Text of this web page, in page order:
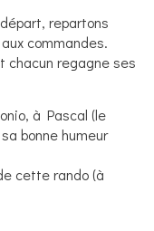
repartons
commandes.
chacun regagne ses
à Pascal (le
bonne humeur
cette rando (à